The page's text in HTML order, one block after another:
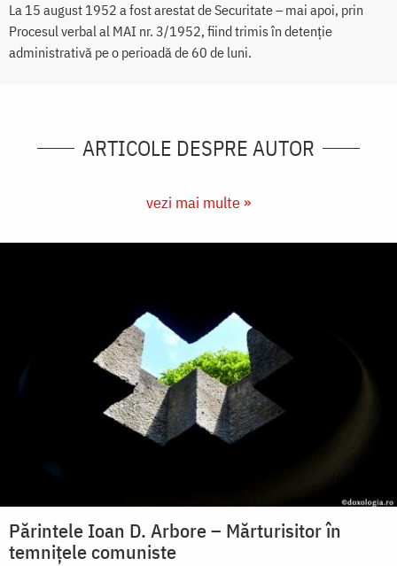
La 15 august 1952 a fost arestat de Securitate – mai apoi, prin
Procesul verbal al MAI nr. 3/1952, fiind trimis în detenție
administrativă pe o perioadă de 60 de luni.
ARTICOLE DESPRE AUTOR
vezi mai multe »
Părintele Ioan D. Arbore – Mărturisitor în
temnițele comuniste